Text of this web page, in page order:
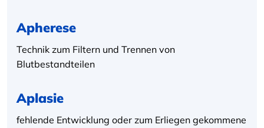
Apherese
Technik zum Filtern und Trennen von
Blutbestandteilen
Aplasie
fehlende Entwicklung oder zum Erliegen gekommene